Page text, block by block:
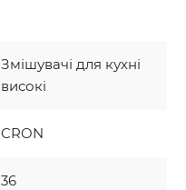
Змішувачі для кухні
високі
CRON
36